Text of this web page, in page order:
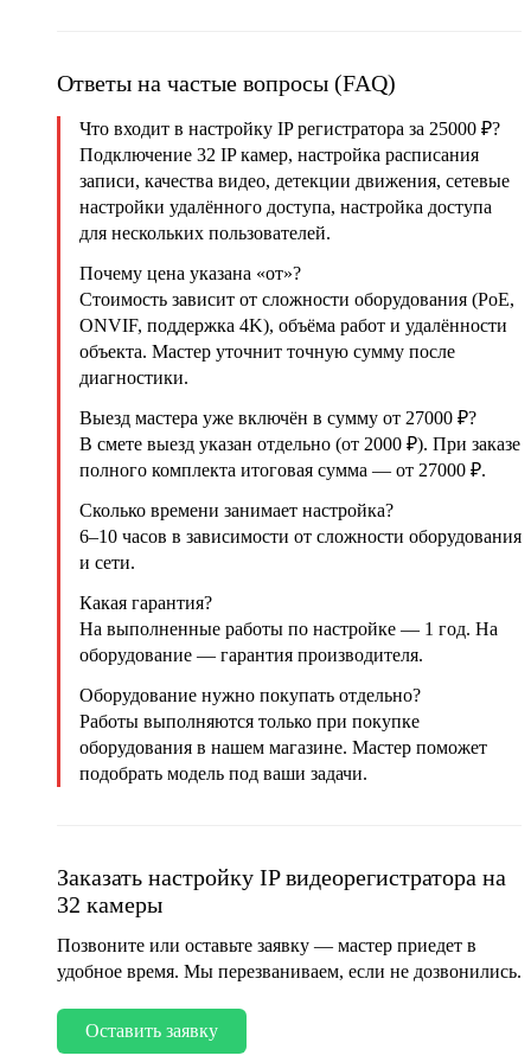
Ответы на частые вопросы (FAQ)
Что входит в настройку IP регистратора за 25000 ₽?
Подключение 32 IP камер, настройка расписания
записи, качества видео, детекции движения, сетевые
настройки удалённого доступа, настройка доступа
для нескольких пользователей.
Почему цена указана «от»?
Стоимость зависит от сложности оборудования (PoE,
ONVIF, поддержка 4K), объёма работ и удалённости
объекта. Мастер уточнит точную сумму после
диагностики.
Выезд мастера уже включён в сумму от 27000 ₽?
В смете выезд указан отдельно (от 2000 ₽). При заказе
полного комплекта итоговая сумма — от 27000 ₽.
Сколько времени занимает настройка?
6–10 часов в зависимости от сложности оборудования
и сети.
Какая гарантия?
На выполненные работы по настройке — 1 год. На
оборудование — гарантия производителя.
Оборудование нужно покупать отдельно?
Работы выполняются только при покупке
оборудования в нашем магазине. Мастер поможет
подобрать модель под ваши задачи.
Заказать настройку IP видеорегистратора на
32 камеры
Позвоните или оставьте заявку — мастер приедет в
удобное время. Мы перезваниваем, если не дозвонились.
Оставить заявку